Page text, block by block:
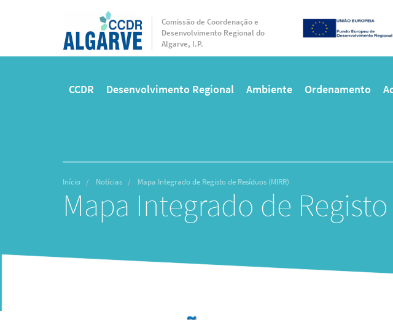
conteúdo
Comissão de Coordenação e
Desenvolvimento Regional do
Algarve, I.P.
CCDR Desenvolvimento Regional Ambiente Ordenamento
Início Notícias Mapa Integrado de Registo de Resíduos (MIRR)
Mapa Integrado de